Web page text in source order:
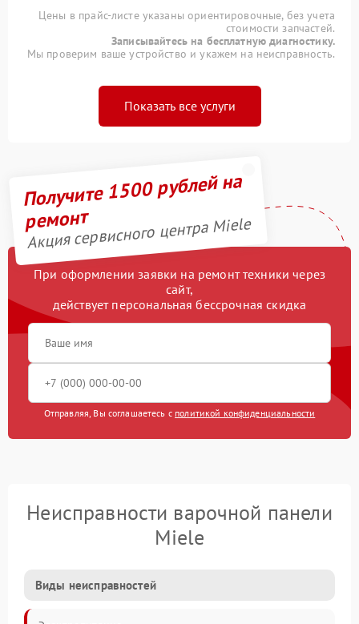
Цены в прайс-листе указаны ориентировочные, без учета
стоимости запчастей.
Записывайтесь на бесплатную диагностику.
Мы проверим ваше устройство и укажем на неисправность.
Показать все услуги
Получите 1500 рублей на
ремонт
Акция сервисного центра Miele
При оформлении заявки на ремонт техники через
сайт,
действует персональная бессрочная скидка
Отправляя, Вы соглашаетесь с политикой конфиденциальности
Неисправности варочной панели
Miele
Виды неисправностей